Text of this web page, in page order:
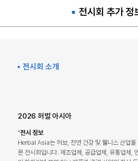
전시회 추가 정
전시회 소개
2026 허벌 아시아
"전시 정보
Herbal Asia는 허브, 천연 건강 및 웰니스 산업을
문 전시회입니다. 제조업체, 공급업체, 유통업체,